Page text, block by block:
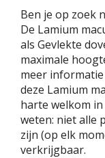
Ben je op zoek
De Lamium
als Gevlekte
maximale
meer
deze Lamium
harte welkom
weten: niet alle
zijn (op elk
verkrijgbaar.